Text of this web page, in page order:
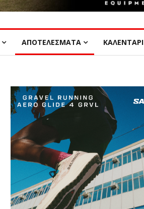
ΑΠΟΤΕΛΕΣΜΑΤΑ ΚΑΛΕΝΤΑΡΙ